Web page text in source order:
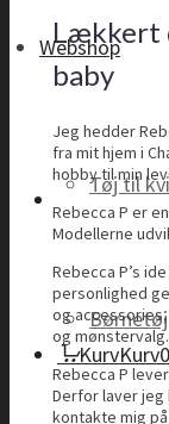
Webshop
Tøj til
Børnetøj
KurvKurv0
Lækkert
baby
Jeg hedder
fra mit hjem i
hobby til min
Rebecca P er
Modellerne
Rebecca P’s
personlighed
og
og mønstervalg.
Rebecca P
Derfor laver jeg
kontakte mig